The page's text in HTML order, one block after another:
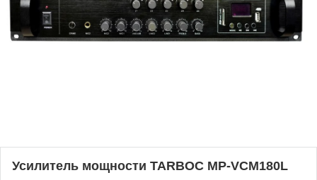
Усилитель мощности TARBOC MP-VCM180L